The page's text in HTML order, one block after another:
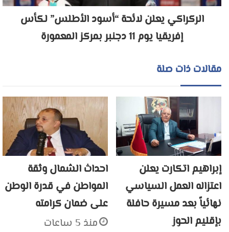
الركراكي يعلن لائحة “أسود الأطلس” لكأس
إفريقيا يوم 11 دجنبر بمركز المعمورة
مقالات ذات صلة
إبراهيم اتكارت يعلن
اعتزاله العمل السياسي
نهائياً بعد مسيرة حافلة
بإقليم الحوز
احداث الشمال وثقة
المواطن في قدرة الوطن
على ضمان كرامته
منذ 5 ساعات